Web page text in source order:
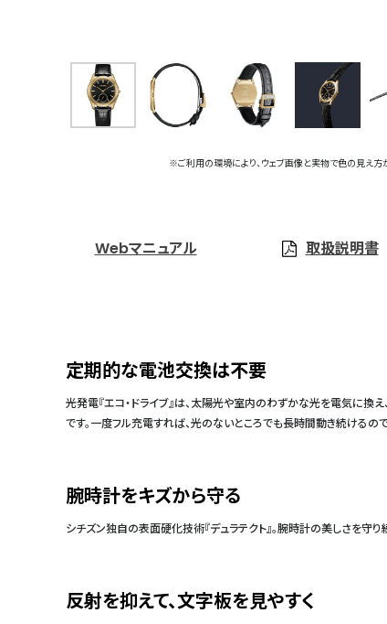
※ご利用の環境により、ウェブ画像と実物で色の見え方
Webマニュアル 取扱説明書
定期的な電池交換は不要
光発電『エコ・ドライブ』は、太陽光や室内のわずかな光を電気に換
です。一度フル充電すれば、光のないところでも長時間動き続けるの
腕時計をキズから守る
シチズン独自の表面硬化技術『デュラテクト』。腕時計の美しさを守り
反射を抑えて、文字板を見やすく